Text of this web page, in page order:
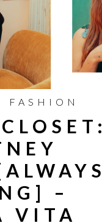
FASHION
–
VITA